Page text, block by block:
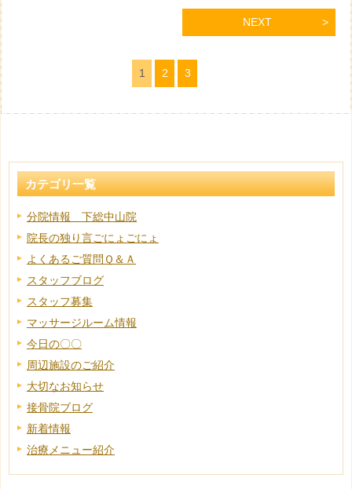
1 2 3
NEXT
カテゴリ一覧
分院情報 下総中山院
院長の独り言ごにょごにょ
よくあるご質問Ｑ＆Ａ
スタッフブログ
スタッフ募集
マッサージルーム情報
今日の〇〇
周辺施設のご紹介
大切なお知らせ
接骨院ブログ
新着情報
治療メニュー紹介